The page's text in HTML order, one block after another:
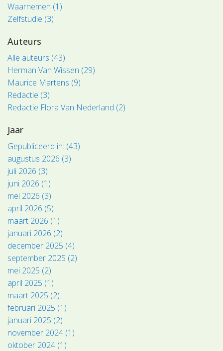
Waarnemen (1)
Zelfstudie (3)
Auteurs
Alle auteurs (43)
Herman Van Wissen (29)
Maurice Martens (9)
Redactie (3)
Redactie Flora Van Nederland (2)
Jaar
Gepubliceerd in: (43)
augustus 2026 (3)
juli 2026 (3)
juni 2026 (1)
mei 2026 (3)
april 2026 (5)
maart 2026 (1)
januari 2026 (2)
december 2025 (4)
september 2025 (2)
mei 2025 (2)
april 2025 (1)
maart 2025 (2)
februari 2025 (1)
januari 2025 (2)
november 2024 (1)
oktober 2024 (1)